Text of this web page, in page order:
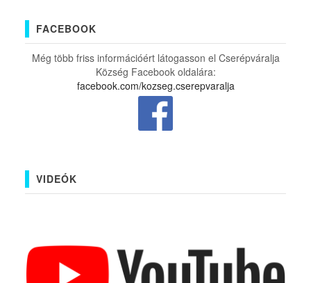
FACEBOOK
Még több friss információért látogasson el Cserépváralja
Község Facebook oldalára:
facebook.com/kozseg.cserepvaralja
VIDEÓK